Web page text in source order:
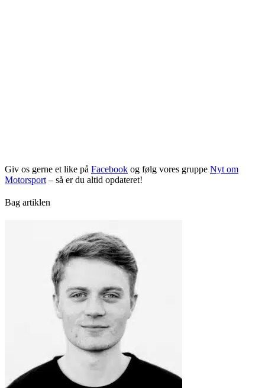
Giv os gerne et like på Facebook og følg vores gruppe Nyt om
Motorsport – så er du altid opdateret!
Bag artiklen